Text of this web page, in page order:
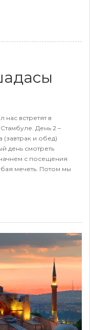
встретят в
День 2 –
и обед)
день смотреть
с посещения
мечеть. Потом мы